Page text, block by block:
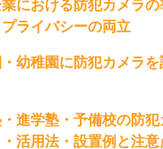
における防犯カメラ
ライバシーの両立
幼稚園に防犯カメラを
進学塾・予備校の防犯
・活用法・設置例と注意